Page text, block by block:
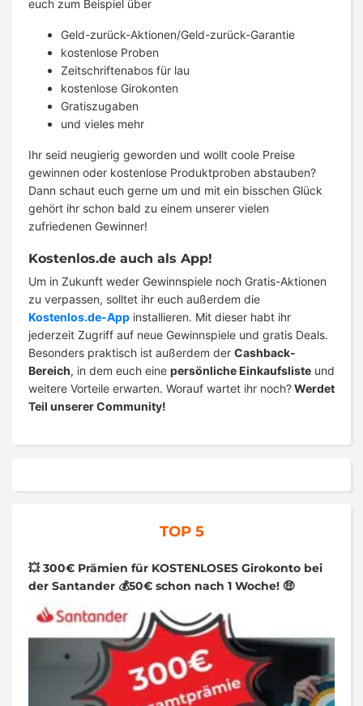
euch zum Beispiel über
Geld-zurück-Aktionen/Geld-zurück-Garantie
kostenlose Proben
Zeitschriftenabos für lau
kostenlose Girokonten
Gratiszugaben
und vieles mehr
Ihr seid neugierig geworden und wollt coole Preise
gewinnen oder kostenlose Produktproben abstauben?
Dann schaut euch gerne um und mit ein bisschen Glück
gehört ihr schon bald zu einem unserer vielen
zufriedenen Gewinner!
Kostenlos.de auch als App!
Um in Zukunft weder Gewinnspiele noch Gratis-Aktionen
zu verpassen, solltet ihr euch außerdem die
Kostenlos.de-App installieren. Mit dieser habt ihr
jederzeit Zugriff auf neue Gewinnspiele und gratis Deals.
Besonders praktisch ist außerdem der Cashback-
Bereich, in dem euch eine persönliche Einkaufsliste und
weitere Vorteile erwarten. Worauf wartet ihr noch?Werdet
Teil unserer Community!
TOP 5
💥 300€ Prämien für KOSTENLOSES Girokonto bei
der Santander 💰50€ schon nach 1 Woche! 🤑